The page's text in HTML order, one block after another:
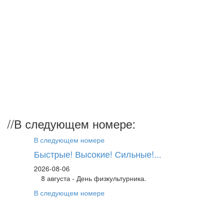
//В следующем номере:
В следующем номере
Быстрые! Высокие! Сильные!...
2026-08-06
8 августа - День физкультурника.
В следующем номере